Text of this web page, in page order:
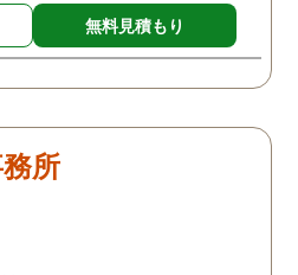
よう
はも
かっ
いう
偵は
くれ
心配
無料見積もり
所